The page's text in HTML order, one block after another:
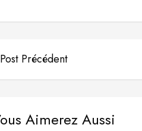
Précédent
Aimerez Aussi